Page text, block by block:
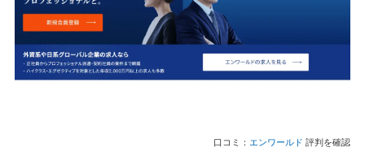
口コミ： エンワールド 評判を確認